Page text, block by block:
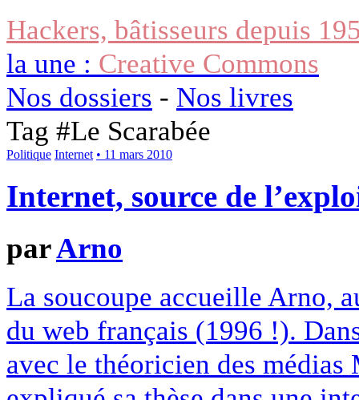
Hackers, bâtisseurs depuis
la une : Creative Commons
Nos dossiers - Nos livres
Tag #Le Scarabée
Politique Internet • 11 mars 2010
Internet, source de
parArno
La soucoupe accueille Arno,
du web français (1996 !).
avec le théoricien des